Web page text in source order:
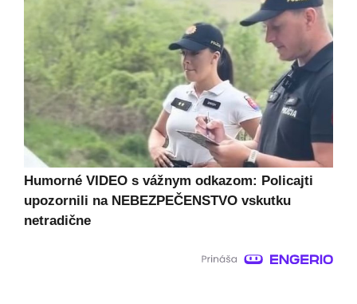
Humorné VIDEO s vážnym odkazom: Policajti
upozornili na NEBEZPEČENSTVO vskutku
netradične